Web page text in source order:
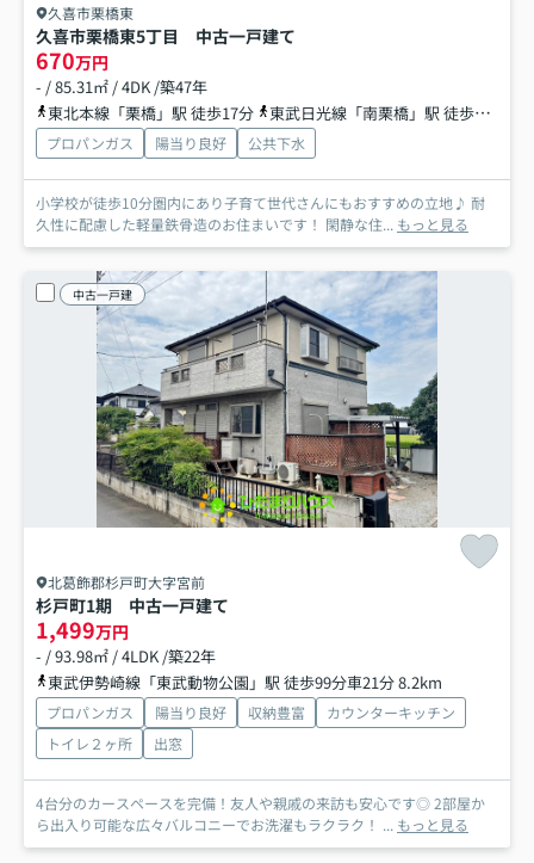
久喜市栗橋東
久喜市栗橋東5丁目 中古一戸建て
670万円
- / 85.31㎡ / 4DK /築47年
東北本線「栗橋」駅 徒歩17分
東武日光線「南栗橋」駅 徒歩34分
プロパンガス 陽当り良好 公共下水
小学校が徒歩10分圏内にあり子育て世代さんにもおすすめの立地♪ 耐
久性に配慮した軽量鉄骨造のお住まいです！ 閑静な住... もっと見る
中古一戸建
北葛飾郡杉戸町大字宮前
杉戸町1期 中古一戸建て
1,499万円
- / 93.98㎡ / 4LDK /築22年
東武伊勢崎線「東武動物公園」駅 徒歩99分車21分 8.2km
プロパンガス 陽当り良好 収納豊富
カウンターキッチン
トイレ２ヶ所
出窓
4台分のカースペースを完備！友人や親戚の来訪も安心です◎ 2部屋か
ら出入り可能な広々バルコニーでお洗濯もラクラク！ ... もっと見る